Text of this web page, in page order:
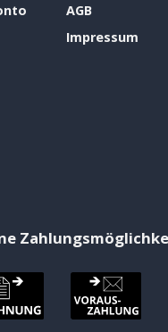
AGB
Impressum